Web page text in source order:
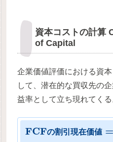
資本コストの計算
of Capital
企業価値評価における資
して、潜在的な買収先の
益率として立ち現れてくる
FCFの割引現在価値 =